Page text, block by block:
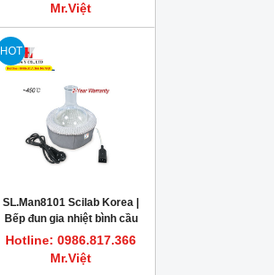
Mr.Việt
HOT
SL.Man8101 Scilab Korea |
Bếp đun gia nhiệt bình cầu
kiểu bọc vải 50ml
Hotline: 0986.817.366
Mr.Việt